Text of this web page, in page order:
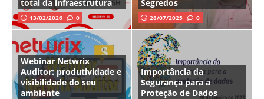
total da infraestrutura
13/02/2026 0
Segredos
28/07/2025 0
Webinar Netwrix
Auditor: produtividade e
visibilidade do seu
ambiente
Importância da
Segurança para a
Proteção de Dados